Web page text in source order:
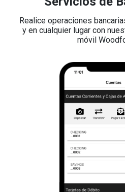
Realice operaciones
y en cualquier lugar con
móvil